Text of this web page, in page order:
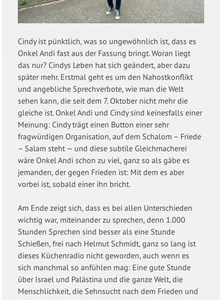
Cindy ist pünktlich, was so ungewöhnlich ist, dass es
Onkel Andi fast aus der Fassung bringt. Woran liegt
das nur? Cindys Leben hat sich geändert, aber dazu
später mehr. Erstmal geht es um den Nahostkonflikt
und angebliche Sprechverbote, wie man die Welt
sehen kann, die seit dem 7. Oktober nicht mehr die
gleiche ist. Onkel Andi und Cindy sind keinesfalls einer
Meinung: Cindy trägt einen Button einer sehr
fragwürdigen Organisation, auf dem Schalom – Friede
– Salam steht — und diese subtile Gleichmacherei
wäre Onkel Andi schon zu viel, ganz so als gäbe es
jemanden, der gegen Frieden ist: Mit dem es aber
vorbei ist, sobald einer ihn bricht.
Am Ende zeigt sich, dass es bei allen Unterschieden
wichtig war, miteinander zu sprechen, denn 1.000
Stunden Sprechen sind besser als eine Stunde
Schießen, frei nach Helmut Schmidt, ganz so lang ist
dieses Küchenradio nicht geworden, auch wenn es
sich manchmal so anfühlen mag: Eine gute Stunde
über Israel und Palästina und die ganze Welt, die
Menschlichkeit, die Sehnsucht nach dem Frieden und